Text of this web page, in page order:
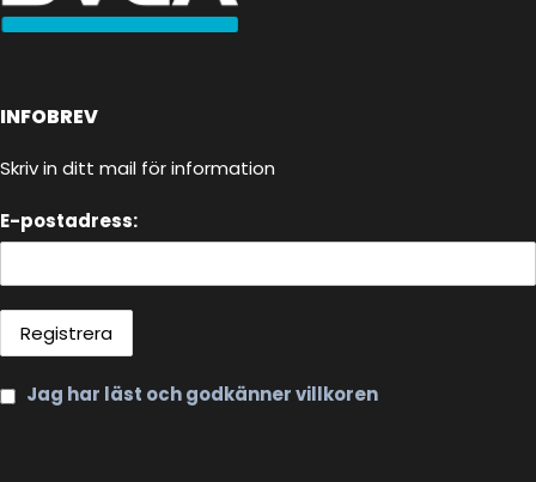
INFOBREV
Skriv in ditt mail för information
E-postadress:
Jag har läst och godkänner villkoren